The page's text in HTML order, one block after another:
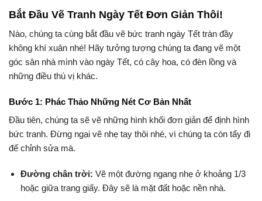
Bắt Đầu Vẽ Tranh Ngày Tết Đơn Giản Thôi!
Nào, chúng ta cùng bắt đầu vẽ bức tranh ngày Tết tràn đầy
không khí xuân nhé! Hãy tưởng tượng chúng ta đang vẽ một
góc sân nhà mình vào ngày Tết, có cây hoa, có đèn lồng và
những điều thú vị khác.
Bước 1: Phác Thảo Những Nét Cơ Bản Nhất
Đầu tiên, chúng ta sẽ vẽ những hình khối đơn giản để định hình
bức tranh. Đừng ngại vẽ nhẹ tay thôi nhé, vì chúng ta còn tẩy đi
để chỉnh sửa mà.
Đường chân trời: Vẽ một đường ngang nhẹ ở khoảng 1/3
hoặc giữa trang giấy. Đây sẽ là mặt đất hoặc nền nhà.